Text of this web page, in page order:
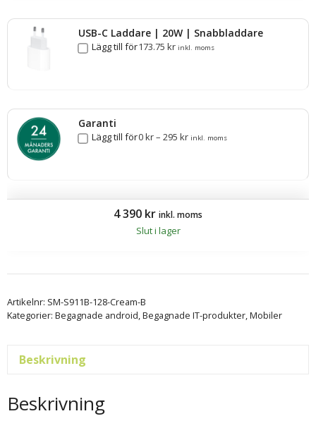
USB-C Laddare | 20W | Snabbladdare
Lägg till för173.75kr inkl. moms
Garanti
Lägg till för0kr–295kr inkl. moms
4 390 kr inkl. moms
Slut i lager
Artikelnr: SM-S911B-128-Cream-B
Kategorier: Begagnade android,Begagnade IT-produkter,Mobiler
Beskrivning
Beskrivning